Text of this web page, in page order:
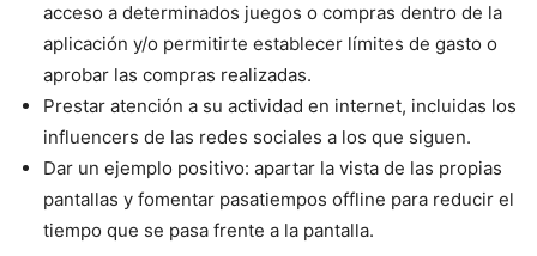
acceso a determinados juegos o compras dentro de la
aplicación y/o permitirte establecer límites de gasto o
aprobar las compras realizadas.
Prestar atención a su actividad en internet, incluidas los
influencers de las redes sociales a los que siguen.
Dar un ejemplo positivo: apartar la vista de las propias
pantallas y fomentar pasatiempos offline para reducir el
tiempo que se pasa frente a la pantalla.